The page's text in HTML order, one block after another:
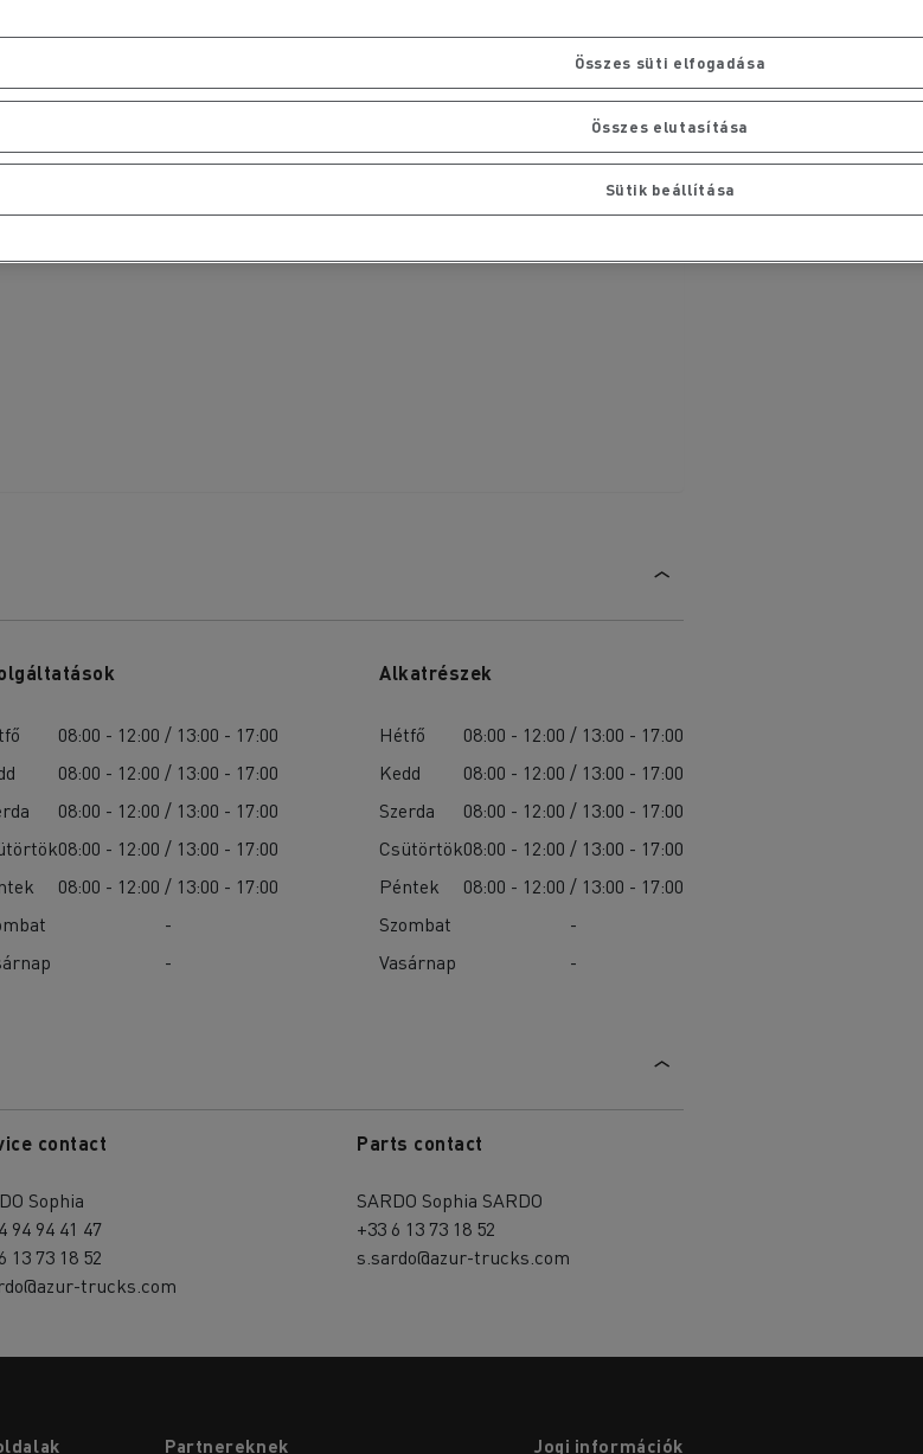
08:00 - 12:00 / 13:00 - 17:00
08:00 - 12:00 / 13:00 - 17:00
08:00 - 12:00 / 13:00 - 17:00
08:00 - 12:00 / 13:00 - 17:00
08:00 - 12:00 / 13:00 - 17:00
-
-
Alkatrészek
Hétfő
08:00 - 12:00 / 13:00 - 17:00
Kedd
08:00 - 12:00 / 13:00 - 17:00
Szerda
08:00 - 12:00 / 13:00 - 17:00
Csütörtök08:00 - 12:00 / 13:00 - 17:00
Péntek
08:00 - 12:00 / 13:00 - 17:00
Szombat
-
Vasárnap
-
contact
Sophia
94 94 41 47
13 73 18 52
trucks.com
Parts contact
SARDO Sophia SARDO
+33 6 13 73 18 52
s.sardo@azur-trucks.com
Partnereknek Jogi információk
Összes süti elfogadása
Összes elutasítása
Sütik beállítása